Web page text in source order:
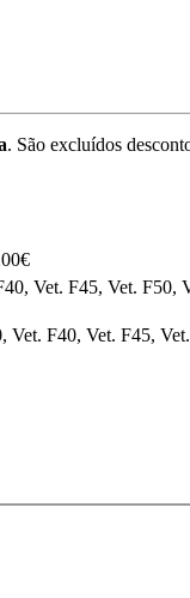
. São excluídos
Vet. F45, Vet. F50,
F40, Vet. F45,